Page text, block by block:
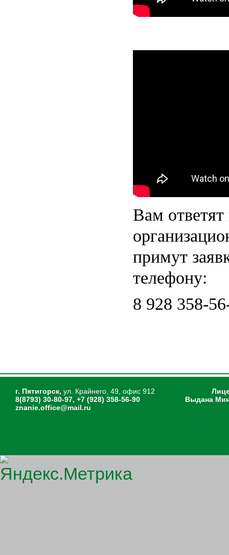
Вам ответят
примут
телефону:
8 928 358-
г. Пятигорск, ул. Крайнего, 49, офис 912
8(8793) 30-80-97, +7 (928) 358-56-90
znanie.office@mail.ru
Выдана